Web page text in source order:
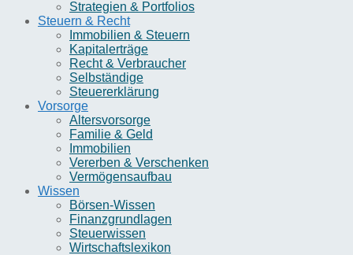
Strategien & Portfolios
Steuern & Recht
Immobilien & Steuern
Kapitalerträge
Recht & Verbraucher
Selbständige
Steuererklärung
Vorsorge
Altersvorsorge
Familie & Geld
Immobilien
Vererben & Verschenken
Vermögensaufbau
Wissen
Börsen-Wissen
Finanzgrundlagen
Steuerwissen
Wirtschaftslexikon